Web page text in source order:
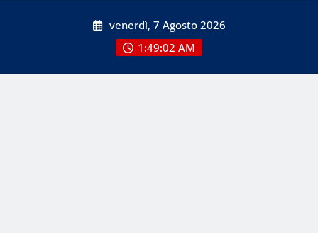
venerdì, 7 Agosto 2026
1:49:02 AM